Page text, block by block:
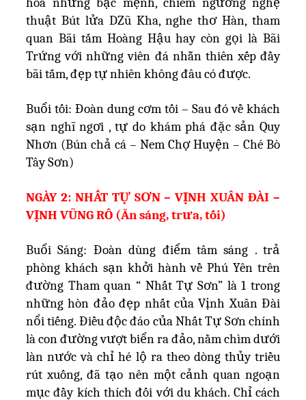
thuật Bút lửa DZũ Kha, nghe thơ Hàn, tham
quan Bãi tắm Hoàng Hậu hay còn gọi là Bãi
Trứng với những viên đá nhẵn thiên xếp đầy
bãi tắm, đẹp tự nhiên không đâu có được.
Buổi tối: Đoàn dung cơm tối – Sau đó về khách
sạn nghĩ ngơi , tự do khám phá đặc sản Quy
Nhơn (Bún chả cá – Nem Chợ Huyện – Ché Bò
Tây Sơn)
NGÀY 2: NHẤT TỰ SƠN – VỊNH XUÂN ĐÀI –
VỊNH VŨNG RÔ (Ăn sáng, trưa, tối)
Buổi Sáng: Đoàn dùng điểm tâm sáng . trả
phòng khách sạn khởi hành về Phú Yên trên
đường Tham quan “ Nhất Tự Sơn” là 1 trong
những hòn đảo đẹp nhất của Vịnh Xuân Đài
nổi tiếng. Điều độc đáo của Nhất Tự Sơn chính
là con đường vượt biển ra đảo, nằm chìm dưới
làn nước và chỉ hé lộ ra theo dòng thủy triều
rút xuống, đã tạo nên một cảnh quan ngoạn
mục đầy kích thích đối với du khách. Chỉ cách